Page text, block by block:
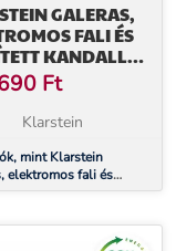
GALERAS,
FALI ÉS
KANDALLÓ,
LED, 3 SZÍN,
Ft
Klarstein
mint Klarstein
elektromos fali és
kandalló, 1800 W,